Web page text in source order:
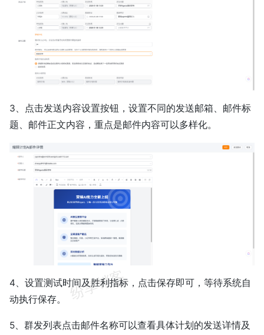
3、点击发送内容设置按钮，设置不同的发送邮箱、邮件标
题、邮件正文内容，重点是邮件内容可以多样化。
4、设置测试时间及胜利指标，点击保存即可，等待系统自
动执行保存。
5、群发列表点击邮件名称可以查看具体计划的发送详情及